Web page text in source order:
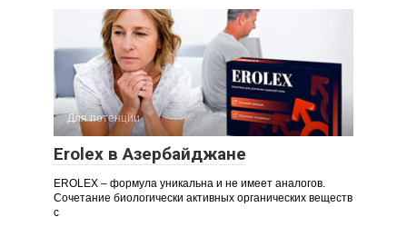
Для потенции
Erolex в Азербайджане
EROLEX – формула уникальна и не имеет аналогов.
Сочетание биологически активных органических веществ
с